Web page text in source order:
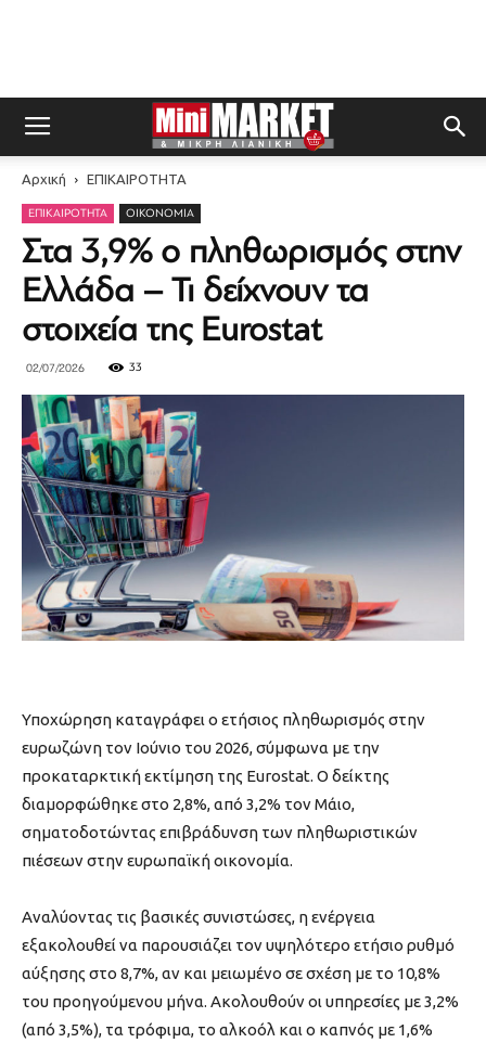
Αρχική ΕΠΙΚΑΙΡΟΤΗΤΑ
ΕΠΙΚΑΙΡΟΤΗΤΑ ΟΙΚΟΝΟΜΊΑ
Στα 3,9% ο πληθωρισμός στην
Ελλάδα – Τι δείχνουν τα
στοιχεία της Eurostat
02/07/2026 33
Υποχώρηση καταγράφει ο ετήσιος πληθωρισμός στην
ευρωζώνη τον Ιούνιο του 2026, σύμφωνα με την
προκαταρκτική εκτίμηση της Eurostat. Ο δείκτης
διαμορφώθηκε στο 2,8%, από 3,2% τον Μάιο,
σηματοδοτώντας επιβράδυνση των πληθωριστικών
πιέσεων στην ευρωπαϊκή οικονομία.
Αναλύοντας τις βασικές συνιστώσες, η ενέργεια
εξακολουθεί να παρουσιάζει τον υψηλότερο ετήσιο ρυθμό
αύξησης στο 8,7%, αν και μειωμένο σε σχέση με το 10,8%
του προηγούμενου μήνα. Ακολουθούν οι υπηρεσίες με 3,2%
(από 3,5%), τα τρόφιμα, το αλκοόλ και ο καπνός με 1,6%